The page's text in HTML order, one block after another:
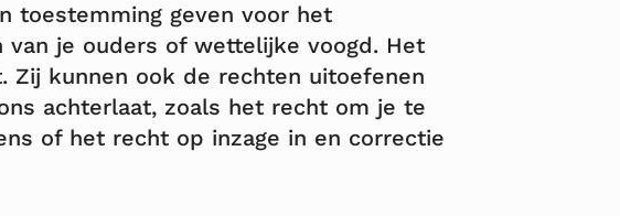
toestemming geven voor het
je ouders of wettelijke voogd. Het
kunnen ook de rechten uitoefenen
achterlaat, zoals het recht om je te
of het recht op inzage in en correctie